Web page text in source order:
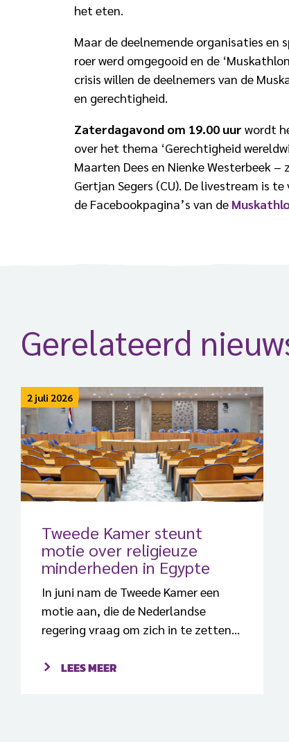
het eten.
Maar de deelnemende organisaties
roer werd omgegooid en de
crisis willen de deelnemers van de
en gerechtigheid.
Zaterdagavond om 19.00 uur wordt
over het thema ‘Gerechtigheid
Maarten Dees en Nienke Westerbeek
Gertjan Segers (CU). De livestream is
de Facebookpagina’s van de
Gerelateerd
2 juli 2026
Tweede Kamer steunt
motie over religieuze
minderheden in Egypte
In juni nam de Tweede Kamer een
motie aan, die de Nederlandse
regering vraag om zich in te zetten
Egypte.LEES MEER